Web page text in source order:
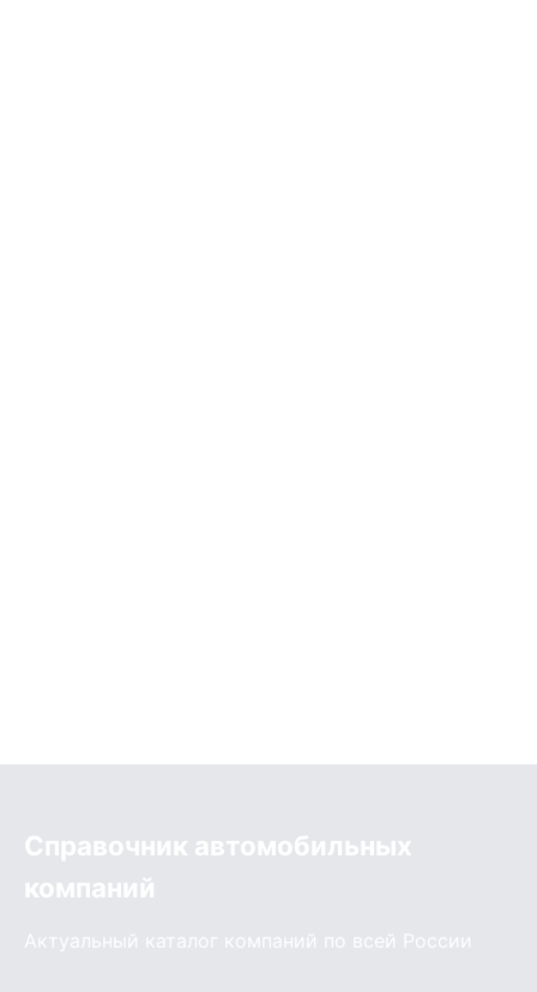
Справочник автомобильных
компаний
Актуальный каталог компаний по всей России